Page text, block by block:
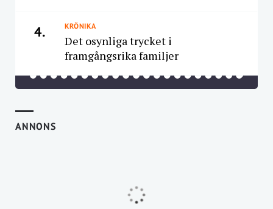
4. KRÖNIKA
Det osynliga trycket i
framgångsrika familjer
ANNONS